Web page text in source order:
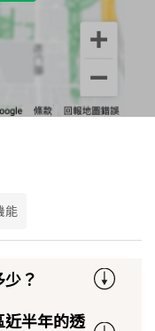
能
？
半年的透